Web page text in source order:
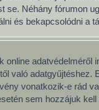
Néhány
és bekapcsolódni a
való
vonatkozik-e rád
sem hozzájuk kell